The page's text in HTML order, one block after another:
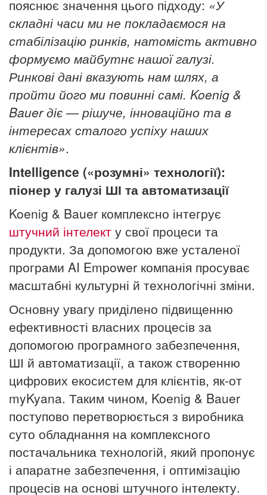
пояснює значення цього підходу: «У
складні часи ми не покладаємося на
стабілізацію ринків, натомість активно
формуємо майбутнє нашої галузі.
Ринкові дані вказують нам шлях, а
пройти його ми повинні самі. Koenig &
Bauer діє — рішуче, інноваційно та в
інтересах сталого успіху наших
клієнтів».
Intelligence («розумні» технології):
піонер у галузі ШІ та автоматизації
Koenig & Bauer комплексно інтегрує
штучний інтелект у свої процеси та
продукти. За допомогою вже усталеної
програми AI Empower компанія просуває
масштабні культурні й технологічні зміни.
Основну увагу приділено підвищенню
ефективності власних процесів за
допомогою програмного забезпечення,
ШІ й автоматизації, а також створенню
цифрових екосистем для клієнтів, як-от
myKyana. Таким чином, Koenig & Bauer
поступово перетворюється з виробника
суто обладнання на комплексного
постачальника технологій, який пропонує
і апаратне забезпечення, і оптимізацію
процесів на основі штучного інтелекту.